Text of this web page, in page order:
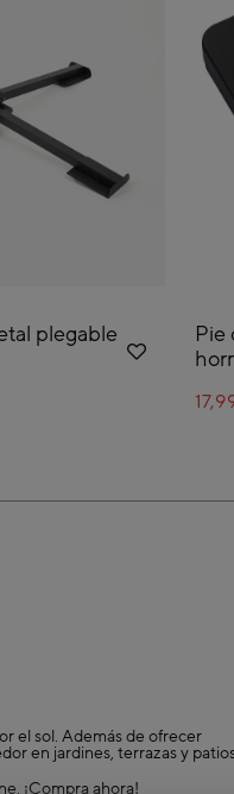
plegable
Pie
el sol. Además de ofrecer
en jardines, terrazas y
¡Compra ahora!